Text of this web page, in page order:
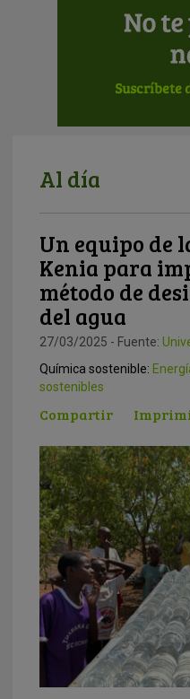
Al día
Un equipo de
Kenia para
método de
del agua
27/03/2025 - Fuente:
Química sostenible:
sostenibles
Compartir